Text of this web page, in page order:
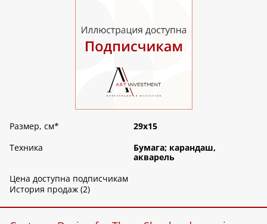
Размер, см*
29х15
Техника
Бумага; карандаш,
акварель
Цена доступна подписчикам
История продаж (2)